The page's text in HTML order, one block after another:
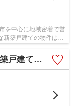
を中心に地域密着で営
築戸建ての物件はい
手数料無料】